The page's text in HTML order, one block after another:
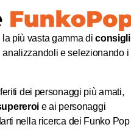
più vasta gamma diconsigli
e selezionando i
dei personaggi più amati,
e ai personaggi
nella ricerca dei Funko Pop